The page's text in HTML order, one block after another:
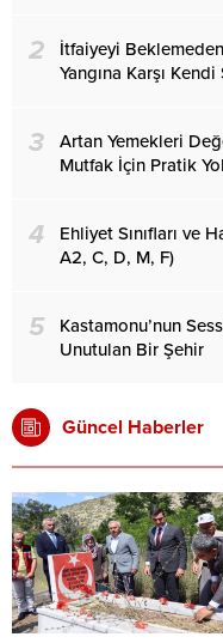
2
İtfaiyeyi
Yangına Karşı
3
Artan Yemekleri
Mutfak İçin Pratik
4
Ehliyet Sınıfları ve
A2, C, D, M, F)
5
Kastamonu’nun
Unutulan Bir Şehir
Güncel Haberler